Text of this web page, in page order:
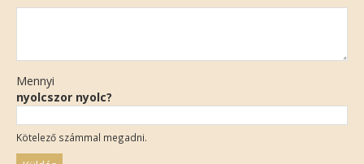
Mennyi
nyolcszor nyolc?
Kötelező számmal megadni.